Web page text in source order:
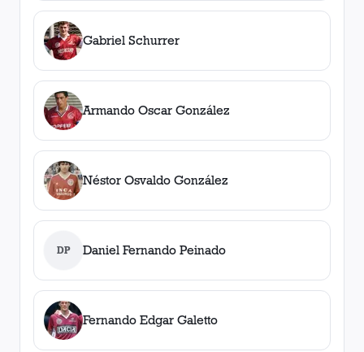
Gabriel Schurrer
Armando Oscar González
Néstor Osvaldo González
DP Daniel Fernando Peinado
Fernando Edgar Galetto